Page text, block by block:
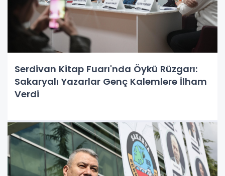
Serdivan Kitap Fuarı'nda Öykü Rüzgarı:
Sakaryalı Yazarlar Genç Kalemlere İlham
Verdi